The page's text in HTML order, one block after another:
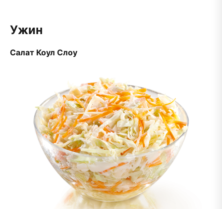
Ужин
Салат Коул Слоу